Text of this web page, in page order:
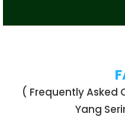
( Frequently Asked
Yang